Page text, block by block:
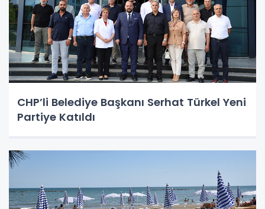
CHP’li Belediye Başkanı Serhat Türkel Yeni
Partiye Katıldı